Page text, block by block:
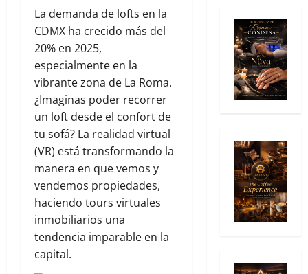
La demanda de lofts en la
CDMX ha crecido más del
20% en 2025,
especialmente en la
vibrante zona de La Roma.
¿Imaginas poder recorrer
un loft desde el confort de
tu sofá? La realidad virtual
(VR) está transformando la
manera en que vemos y
vendemos propiedades,
haciendo tours virtuales
inmobiliarios una
tendencia imparable en la
capital.